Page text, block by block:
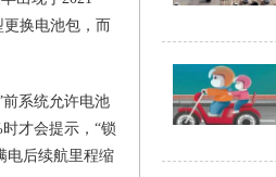
换电池包，而
系统允许电池
才会提示，“锁
电后续航里程缩